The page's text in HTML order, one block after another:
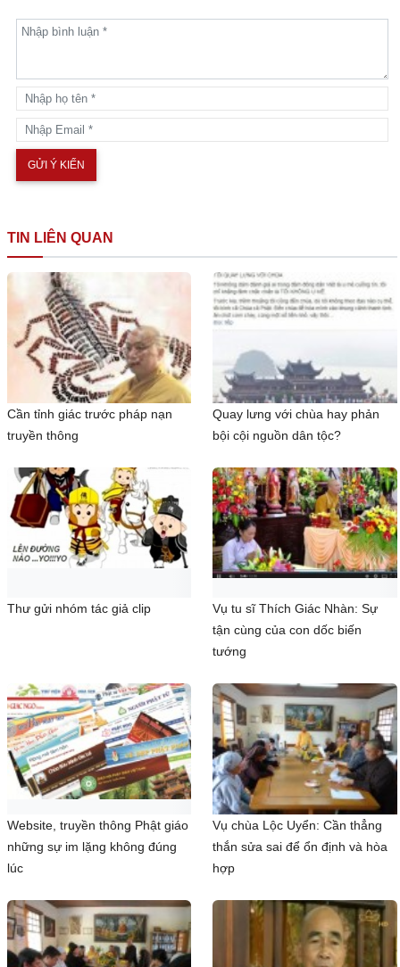
TIN LIÊN QUAN
Cần tỉnh giác trước pháp nạn
truyền thông
Quay lưng với chùa hay phản
bội cội nguồn dân tộc?
Thư gửi nhóm tác giả clip
Vụ tu sĩ Thích Giác Nhàn: Sự
tận cùng của con dốc biến
tướng
Website, truyền thông Phật giáo
những sự im lặng không đúng
lúc
Vụ chùa Lộc Uyển: Cần thẳng
thắn sửa sai để ổn định và hòa
hợp